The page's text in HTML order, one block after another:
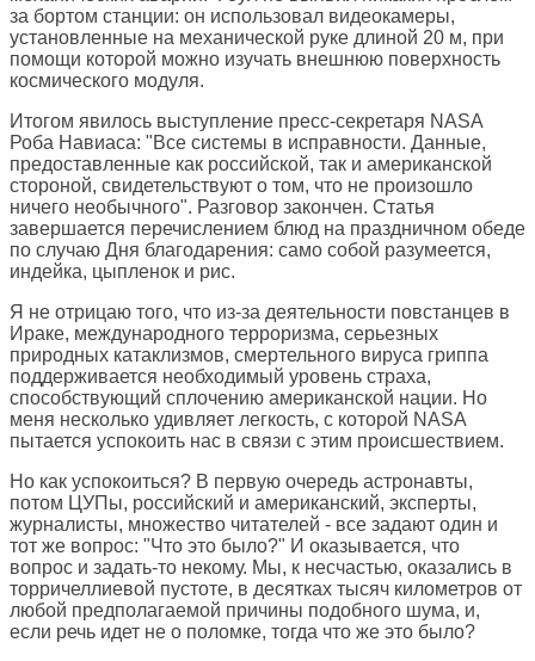
за бортом станции: он использовал видеокамеры,
установленные на механической руке длиной 20 м, при
помощи которой можно изучать внешнюю поверхность
космического модуля.
Итогом явилось выступление пресс-секретаря NASA
Роба Навиаса: "Все системы в исправности. Данные,
предоставленные как российской, так и американской
стороной, свидетельствуют о том, что не произошло
ничего необычного". Разговор закончен. Статья
завершается перечислением блюд на праздничном обеде
по случаю Дня благодарения: само собой разумеется,
индейка, цыпленок и рис.
Я не отрицаю того, что из-за деятельности повстанцев в
Ираке, международного терроризма, серьезных
природных катаклизмов, смертельного вируса гриппа
поддерживается необходимый уровень страха,
способствующий сплочению американской нации. Но
меня несколько удивляет легкость, с которой NASA
пытается успокоить нас в связи с этим происшествием.
Но как успокоиться? В первую очередь астронавты,
потом ЦУПы, российский и американский, эксперты,
журналисты, множество читателей - все задают один и
тот же вопрос: "Что это было?" И оказывается, что
вопрос и задать-то некому. Мы, к несчастью, оказались в
торричеллиевой пустоте, в десятках тысяч километров от
любой предполагаемой причины подобного шума, и,
если речь идет не о поломке, тогда что же это было?